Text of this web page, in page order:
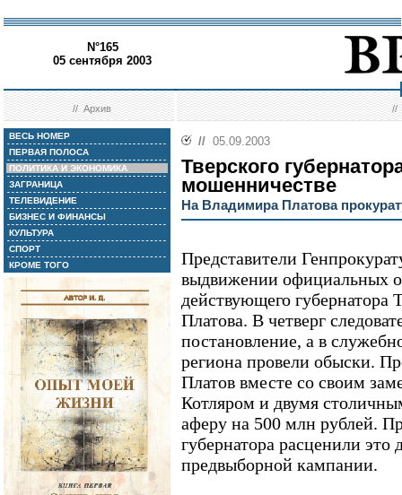
N°165
05 сентября 2003
//Архив //
ВЕСЬ НОМЕР
ПЕРВАЯ ПОЛОСА
ПОЛИТИКА И ЭКОНОМИКА
ЗАГРАНИЦА
ТЕЛЕВИДЕНИЕ
БИЗНЕС И ФИНАНСЫ
КУЛЬТУРА
СПОРТ
КРОМЕ ТОГО
// 05.09.2003
Тверского
мошенничестве
На Владимира Платова
Представители
выдвижении официальных
действующего губернатора
Платова. В четверг
постановление, а в
региона провели обыски.
Платов вместе со своим
Котляром и двумя
аферу на 500 млн рублей.
губернатора расценили это
предвыборной кампании.